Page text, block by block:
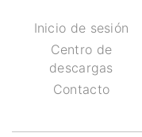
Inicio de sesión
Centro de
descargas
Contacto